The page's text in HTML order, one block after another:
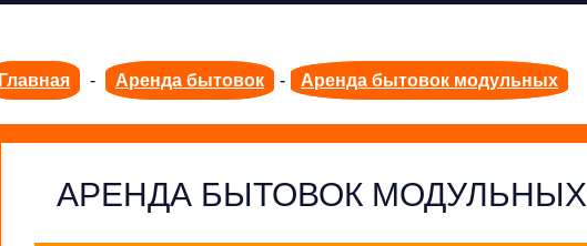
Главная - Аренда бытовок - Аренда бытовок модульных
АРЕНДА БЫТОВОК МОДУЛЬНЫХ